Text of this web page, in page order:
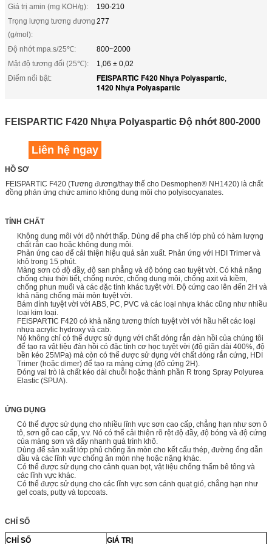
Giá trị amin (mg KOH/g):
190-210
Trọng lượng tương đương
(g/mol):
277
Độ nhớt mpa.s/25℃:
800~2000
Mật độ tương đối (25℃):
1,06 ± 0,02
Điểm nổi bật:
FEISPARTIC F420 Nhựa Polyaspartic,
1420 Nhựa Polyaspartic
FEISPARTIC F420 Nhựa Polyaspartic Độ nhớt 800-2000
Liên hệ ngay
HỒ SƠ
FEISPARTIC F420 (Tương đương/thay thế cho Desmophen® NH1420) là chất
đồng phản ứng chức amino không dung môi cho polyisocyanates.
TÍNH CHẤT
Không dung môi với độ nhớt thấp. Dùng để pha chế lớp phủ có hàm lượng
chất rắn cao hoặc không dung môi.
Phản ứng cao để cải thiện hiệu quả sản xuất. Phản ứng với HDI Trimer và
khô trong 15 phút.
Màng sơn có độ đầy, độ san phẳng và độ bóng cao tuyệt vời. Có khả năng
chống chịu thời tiết, chống nước, chống dung môi, chống axit và kiềm,
chống phun muối và các đặc tính khác tuyệt vời. Độ cứng cao lên đến 2H và
khả năng chống mài mòn tuyệt vời.
Bám dính tuyệt vời với ABS, PC, PVC và các loại nhựa khác cũng như nhiều
loại kim loại.
FEISPARTIC F420 có khả năng tương thích tuyệt vời với hầu hết các loại
nhựa acrylic hydroxy và cab.
Nó không chỉ có thể được sử dụng với chất đóng rắn đàn hồi của chúng tôi
để tạo ra vật liệu đàn hồi có đặc tính cơ học tuyệt vời (độ giãn dài 400%, độ
bền kéo 25MPa) mà còn có thể được sử dụng với chất đóng rắn cứng, HDI
Trimer (hoặc dimer) để tạo ra màng cứng (độ cứng 2H).
Đóng vai trò là chất kéo dài chuỗi hoặc thành phần R trong Spray Polyurea
Elastic (SPUA).
ỨNG DỤNG
Có thể được sử dụng cho nhiều lĩnh vực sơn cao cấp, chẳng hạn như sơn ô
tô, sơn gỗ cao cấp, v.v. Nó có thể cải thiện rõ rệt độ đầy, độ bóng và độ cứng
của màng sơn và đẩy nhanh quá trình khô.
Dùng để sản xuất lớp phủ chống ăn mòn cho kết cấu thép, đường ống dẫn
dầu và các lĩnh vực chống ăn mòn nhẹ hoặc nặng khác.
Có thể được sử dụng cho cảnh quan bọt, vật liệu chống thấm bê tông và
các lĩnh vực khác.
Có thể được sử dụng cho các lĩnh vực sơn cánh quạt gió, chẳng hạn như
gel coats, putty và topcoats.
CHỈ SỐ
CHỈ SỐ GIÁ TRỊ